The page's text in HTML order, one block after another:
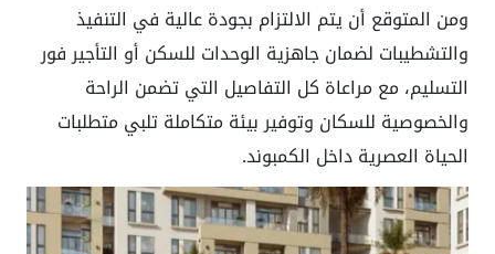
ومن المتوقع أن يتم الالتزام بجودة عالية في التنفيذ
والتشطيبات لضمان جاهزية الوحدات للسكن أو التأجير فور
التسليم، مع مراعاة كل التفاصيل التي تضمن الراحة
والخصوصية للسكان وتوفير بيئة متكاملة تلبي متطلبات
الحياة العصرية داخل الكمبوند.